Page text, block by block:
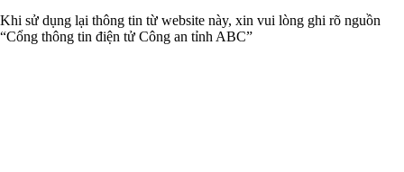
Khi sử dụng lại thông tin từ website này, xin vui lòng ghi rõ nguồn
“Cổng thông tin điện tử Công an tỉnh ABC”